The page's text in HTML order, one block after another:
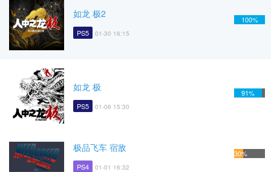
如龙 极2
PS5 01-30 16:15
100%
如龙 极
PS5 01-06 15:30
91%
极品飞车 宿敌
PS4 01-01 16:32
30%